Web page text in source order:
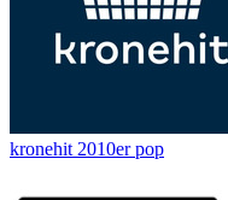
kronehit 2010er pop